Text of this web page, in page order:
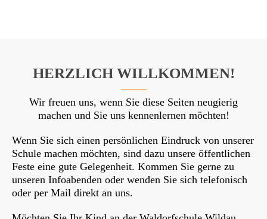
HERZLICH WILLKOMMEN!
Wir freuen uns, wenn Sie diese Seiten neugierig
machen und Sie uns kennenlernen möchten!
Wenn Sie sich einen persönlichen Eindruck von unserer
Schule machen möchten, sind dazu unsere öffentlichen
Feste eine gute Gelegenheit. Kommen Sie gerne zu
unseren Infoabenden oder wenden Sie sich telefonisch
oder per Mail direkt an uns.